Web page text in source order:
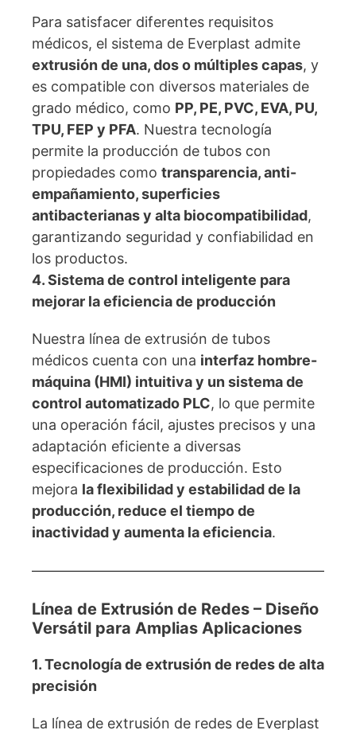
Para satisfacer diferentes requisitos
médicos, el sistema de Everplast admite
extrusión de una, dos o múltiples capas, y
es compatible con diversos materiales de
grado médico, como PP, PE, PVC, EVA, PU,
TPU, FEP y PFA. Nuestra tecnología
permite la producción de tubos con
propiedades como transparencia, anti-
empañamiento, superficies
antibacterianas y alta biocompatibilidad,
garantizando seguridad y confiabilidad en
los productos.
4. Sistema de control inteligente para
mejorar la eficiencia de producción
Nuestra línea de extrusión de tubos
médicos cuenta con una interfaz hombre-
máquina (HMI) intuitiva y un sistema de
control automatizado PLC, lo que permite
una operación fácil, ajustes precisos y una
adaptación eficiente a diversas
especificaciones de producción. Esto
mejora la flexibilidad y estabilidad de la
producción, reduce el tiempo de
inactividad y aumenta la eficiencia.
Línea de Extrusión de Redes – Diseño
Versátil para Amplias Aplicaciones
1. Tecnología de extrusión de redes de alta
precisión
La línea de extrusión de redes de Everplast